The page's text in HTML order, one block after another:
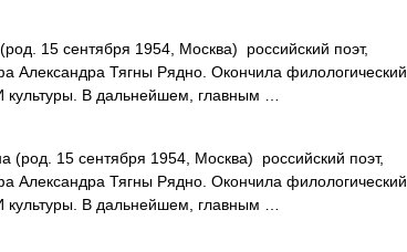
15 сентября 1954, Москва) российский поэт,
Александра Тягны Рядно. Окончила филологический
культуры. В дальнейшем, главным …
(род. 15 сентября 1954, Москва) российский поэт,
Александра Тягны Рядно. Окончила филологический
культуры. В дальнейшем, главным …